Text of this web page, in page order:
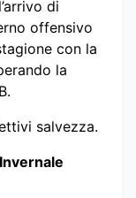
di
offensivo
con la
la
salvezza.